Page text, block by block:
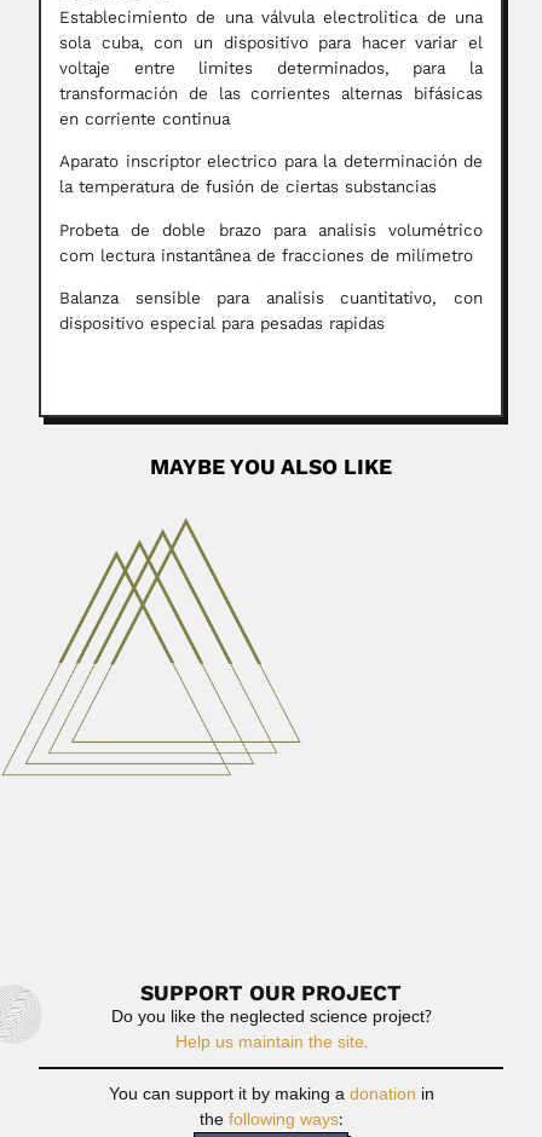
Establecimiento de una válvula electrolitica de una
sola cuba, con un dispositivo para hacer variar el
voltaje entre limites determinados, para la
transformación de las corrientes alternas bifásicas
en corriente continua
Aparato inscriptor electrico para la determinación de
la temperatura de fusión de ciertas substancias
Probeta de doble brazo para analisis volumétrico
com lectura instantânea de fracciones de milímetro
Balanza sensible para analisis cuantitativo, con
dispositivo especial para pesadas rapidas
MAYBE YOU ALSO LIKE
Eugenia Sacerdote de Lustig, Italian-born Argentine
histologist and oncologist (Torino 09...
June 28, 2024
Tomas Cekalovic
Tomas Nicolás Cekalovic Kuschevich, Chilean
entomologist and arachnologist (Punta Arenas...
February 27, 2024
SUPPORT OUR PROJECT
Do you like the neglected science project?
Help us maintain the site.
You can support it by making adonation in
thefollowing ways: